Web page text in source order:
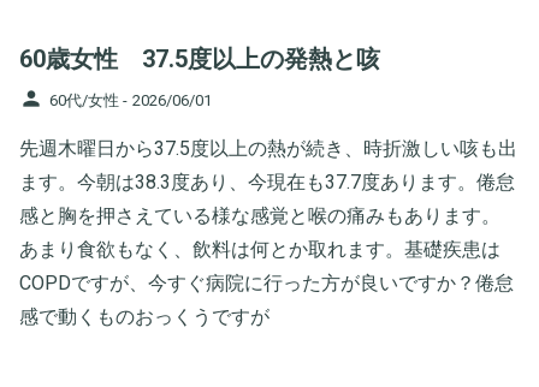
60歳女性 37.5度以上の発熱と咳
person 60代/女性 - 2026/06/01
先週木曜日から37.5度以上の熱が続き、時折激しい咳も出
ます。今朝は38.3度あり、今現在も37.7度あります。倦怠
感と胸を押さえている様な感覚と喉の痛みもあります。
あまり食欲もなく、飲料は何とか取れます。基礎疾患は
COPDですが、今すぐ病院に行った方が良いですか？倦怠
感で動くものおっくうですが